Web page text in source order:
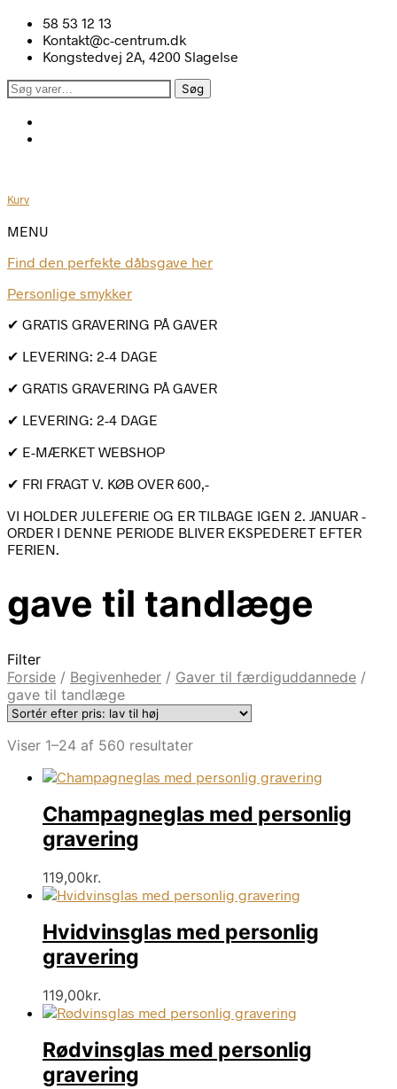
58 53 12 13
Kontakt@c-centrum.dk
Kongstedvej 2A, 4200 Slagelse
Søg
Søg
Kurv
MENU
Find den perfekte dåbsgave her
Personlige smykker
✔ GRATIS GRAVERING PÅ GAVER
✔ LEVERING: 2-4 DAGE
✔ GRATIS GRAVERING PÅ GAVER
✔ LEVERING: 2-4 DAGE
✔ E-MÆRKET WEBSHOP
✔ FRI FRAGT V. KØB OVER 600,-
VI HOLDER JULEFERIE OG ER TILBAGE IGEN 2. JANUAR -
ORDER I DENNE PERIODE BLIVER EKSPEDERET EFTER
FERIEN.
gave til tandlæge
Filter
Forside / Begivenheder / Gaver til færdiguddannede /
gave til tandlæge
Viser 1–24 af 560 resultaterSorteret
pris:
til
Champagneglas med personlig
gravering
119,00kr.
Hvidvinsglas med personlig
gravering
119,00kr.
Rødvinsglas med personlig
gravering